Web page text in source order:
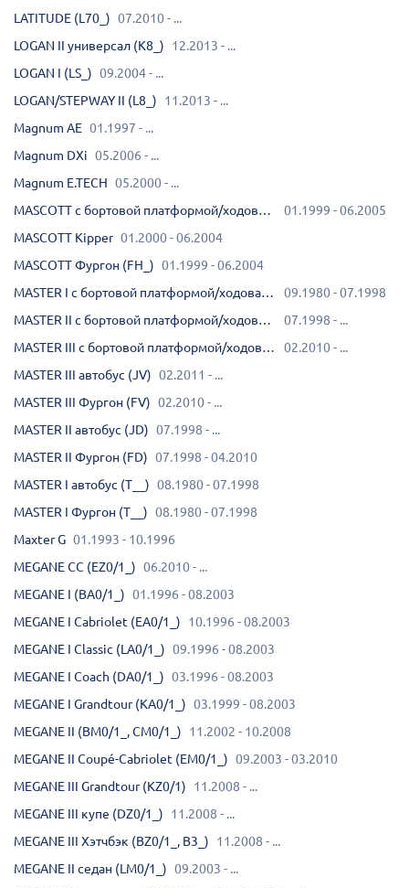
LATITUDE (L70_) 07.2010 - ...
LOGAN II универсал (K8_)
12.2013 - ...
LOGAN I (LS_) 09.2004 - ...
LOGAN/STEPWAY II (L8_)
11.2013 - ...
Magnum AE 01.1997 - ...
Magnum DXi 05.2006 - ...
Magnum E.TECH 05.2000 - ...
MASCOTT c бортовой платформой/ходовая часть (UH_, HH_)
01.1999 - 06.2005
MASCOTT Kipper 01.2000 - 06.2004
MASCOTT Фургон (FH_) 01.1999 - 06.2004
MASTER I c бортовой платформой/ходовая часть (P__)
09.1980 - 07.1998
MASTER II c бортовой платформой/ходовая часть (ED/HD/UD)
07.1998 - ...
MASTER III c бортовой платформой/ходовая часть (EV, HV, UV)
02.2010 - ...
MASTER III автобус (JV) 02.2011 - ...
MASTER III Фургон (FV) 02.2010 - ...
MASTER II автобус (JD) 07.1998 - ...
MASTER II Фургон (FD) 07.1998 - 04.2010
MASTER I автобус (T__) 08.1980 - 07.1998
MASTER I Фургон (T__) 08.1980 - 07.1998
Maxter G 01.1993 - 10.1996
MEGANE CC (EZ0/1_) 06.2010 - ...
MEGANE I (BA0/1_) 01.1996 - 08.2003
MEGANE I Cabriolet (EA0/1_)
10.1996 - 08.2003
MEGANE I Classic (LA0/1_) 09.1996 - 08.2003
MEGANE I Coach (DA0/1_) 03.1996 - 08.2003
MEGANE I Grandtour (KA0/1_) 03.1999 - 08.2003
MEGANE II (BM0/1_, CM0/1_)
11.2002 - 10.2008
MEGANE II Coupé-Cabriolet (EM0/1_) 09.2003 - 03.2010
MEGANE III Grandtour (KZ0/1)
11.2008 - ...
MEGANE III купе (DZ0/1_)
11.2008 - ...
MEGANE III Хэтчбэк (BZ0/1_, B3_)
11.2008 - ...
MEGANE II седан (LM0/1_) 09.2003 - ...